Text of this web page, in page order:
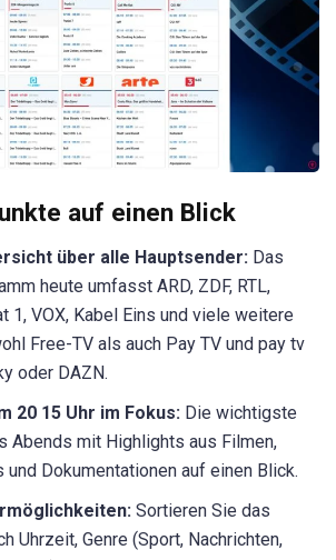
auf einen Blick
über alle Hauptsender: Das
heute umfasst ARD, ZDF, RTL,
1, VOX, Kabel Eins und viele weitere
Free-TV als auch Pay TV und pay tv
oder DAZN.
20 15 Uhr im Fokus: Die wichtigste
Abends mit Highlights aus Filmen,
und Dokumentationen auf einen Blick.
Sortieren Sie das
Uhrzeit, Genre (Sport, Nachrichten,